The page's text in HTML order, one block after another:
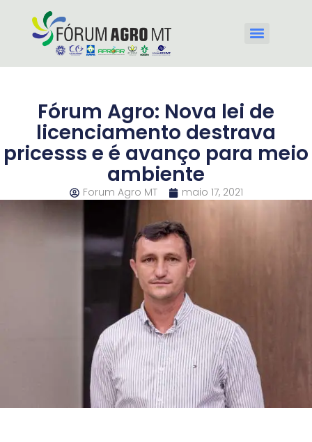
Fórum Agro: Nova lei de
licenciamento destrava
pricesss e é avanço para meio
ambiente
Forum Agro MT maio 17, 2021